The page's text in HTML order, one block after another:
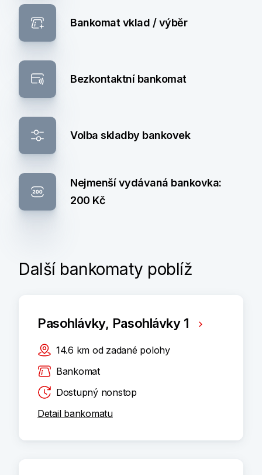
Bankomat vklad / výběr
Bezkontaktní bankomat
Volba skladby bankovek
Nejmenší vydávaná bankovka:
200 Kč
Další bankomaty poblíž
Pasohlávky, Pasohlávky 1
14.6 km od zadané polohy
Bankomat
Dostupný nonstop
Detail bankomatu